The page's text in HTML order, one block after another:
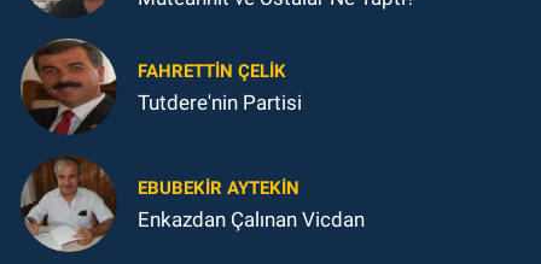
FAHRETTIN ÇELİK
Tutdere'nin Partisi
EBUBEKIR AYTEKIN
Enkazdan Çalınan Vicdan